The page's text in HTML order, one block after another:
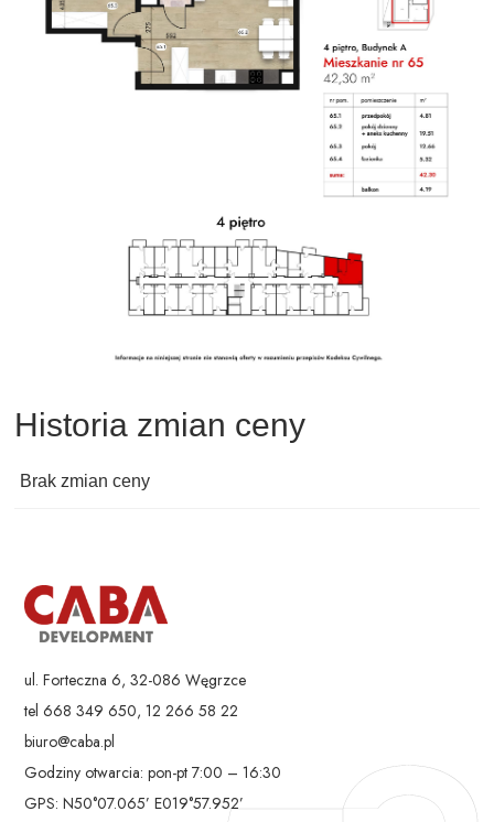
Historia zmian ceny
Brak zmian ceny
ul. Forteczna 6, 32-086 Węgrzce
tel 668 349 650, 12 266 58 22
biuro@caba.pl
Godziny otwarcia: pon-pt 7:00 – 16:30
GPS: N50°07.065’ E019°57.952’